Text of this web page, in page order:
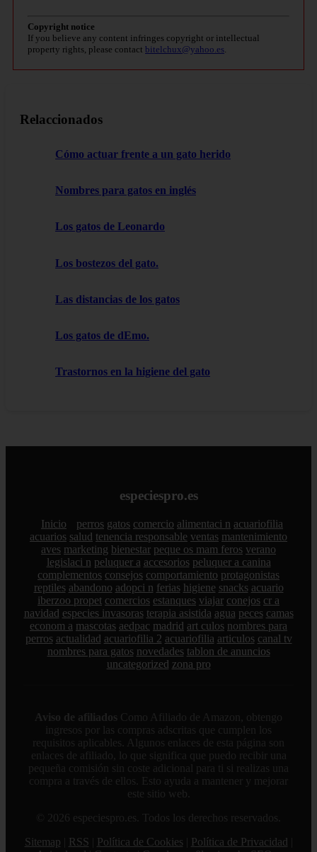
Copyright notice
If you believe any content infringes copyright or intellectual
property rights, please contact bitelchux@yahoo.es.
Relaccionados
Cómo actuar frente a un gato herido
Nombres para gatos en inglés
Los gatos de Leonardo
Los bostezos del gato.
Las distancias de los gatos
Los gatos de dEmo.
Trastornos en la higiene del gato
especiespro.es
Inicio perros gatos comercio alimentaci n acuariofilia
acuarios salud tenencia responsable ventas mantenimiento
aves marketing bienestar peque os mam feros verano
legislaci n peluquer a accesorios peluquer a canina
complementos consejos comportamiento protagonistas
reptiles abandono adopci n ferias higiene snacks acuario
iberzoo propet comercios estanques viajar conejos cr a
navidad especies invasoras terapia asistida agua peces camas
econom a mascotas aedpac madrid art culos nombres para
perros actualidad acuariofilia 2 acuariofilia articulos canal tv
nombres para gatos novedades tablon de anuncios
uncategorized zona pro
Aviso de afiliados Como Afiliado de Amazon, obtengo
ingresos por las compras adscritas que cumplen los
requisitos aplicables. Algunos enlaces de esta página son
enlaces de afiliado, lo que significa que puedo recibir una
pequeña comisión sin coste adicional para ti si realizas una
compra a través de ellos. Esto ayuda a mantener y mejorar
este sitio web.
© 2026 especiespro.es. Todos los derechos reservados.
Sitemap
RSS Política de Cookies Política de Privacidad